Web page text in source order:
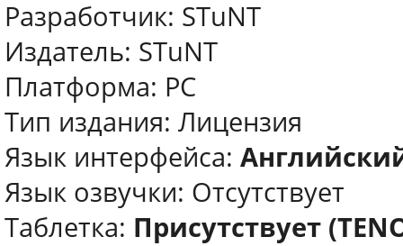
Разработчик: STuNT
Издатель: STuNT
Платформа: PC
Тип издания: Лицензия
Язык интерфейса:
Язык озвучки: Отсутствует
Таблетка: Присутствует